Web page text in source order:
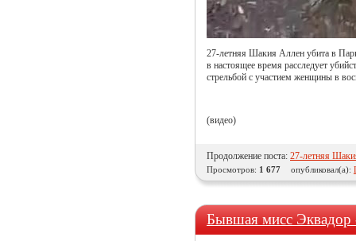
27-летняя Шакия Аллен убита в
в настоящее время расследует
стрельбой с участием женщины в
(видео)
Продолжение поста: 27-летняя
Просмотров: 1 677 опубликовал(а):
Бывшая мисс Эквадор